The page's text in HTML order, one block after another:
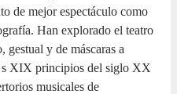
de mejor espectáculo como
Han explorado el teatro
gestual y de máscaras a
s XIX principios del siglo XX
musicales de